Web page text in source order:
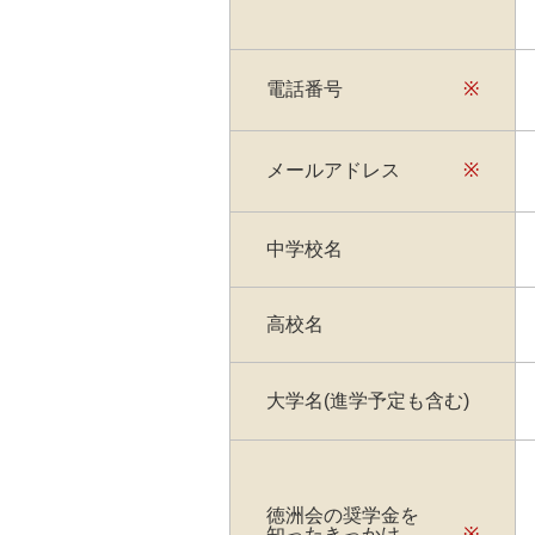
電話番号 ※
メールアドレス ※
中学校名
高校名
大学名(進学予定も含む)
徳洲会の奨学金を